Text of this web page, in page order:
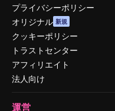
プライバシーポリシー
オリジナル 新規
クッキーポリシー
トラストセンター
アフィリエイト
法人向け
運営